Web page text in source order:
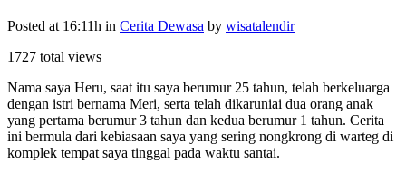
Posted at 16:11h in Cerita Dewasa by wisatalendir
1727 total views
Nama saya Heru, saat itu saya berumur 25 tahun, telah berkeluarga
dengan istri bernama Meri, serta telah dikaruniai dua orang anak
yang pertama berumur 3 tahun dan kedua berumur 1 tahun. Cerita
ini bermula dari kebiasaan saya yang sering nongkrong di warteg di
komplek tempat saya tinggal pada waktu santai.